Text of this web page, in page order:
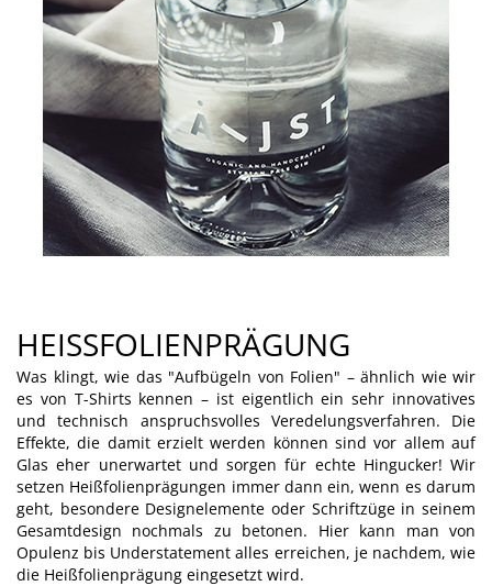
HEISSFOLIENPRÄGUNG
Was klingt, wie das "Aufbügeln von Folien" – ähnlich wie wir
es von T-Shirts kennen – ist eigentlich ein sehr innovatives
und technisch anspruchsvolles Veredelungsverfahren. Die
Effekte, die damit erzielt werden können sind vor allem auf
Glas eher unerwartet und sorgen für echte Hingucker! Wir
setzen Heißfolienprägungen immer dann ein, wenn es darum
geht, besondere Designelemente oder Schriftzüge in seinem
Gesamtdesign nochmals zu betonen. Hier kann man von
Opulenz bis Understatement alles erreichen, je nachdem, wie
die Heißfolienprägung eingesetzt wird.